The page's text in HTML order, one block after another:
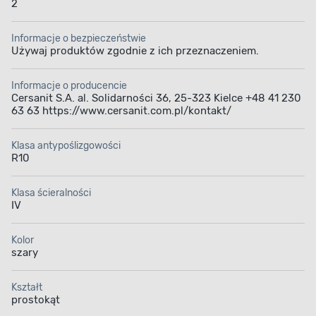
2
Informacje o bezpieczeństwie
Używaj produktów zgodnie z ich przeznaczeniem.
Informacje o producencie
Cersanit S.A. al. Solidarności 36, 25-323 Kielce +48 41 230
63 63 https://www.cersanit.com.pl/kontakt/
Klasa antypoślizgowości
R10
Klasa ścieralności
IV
Kolor
szary
Kształt
prostokąt